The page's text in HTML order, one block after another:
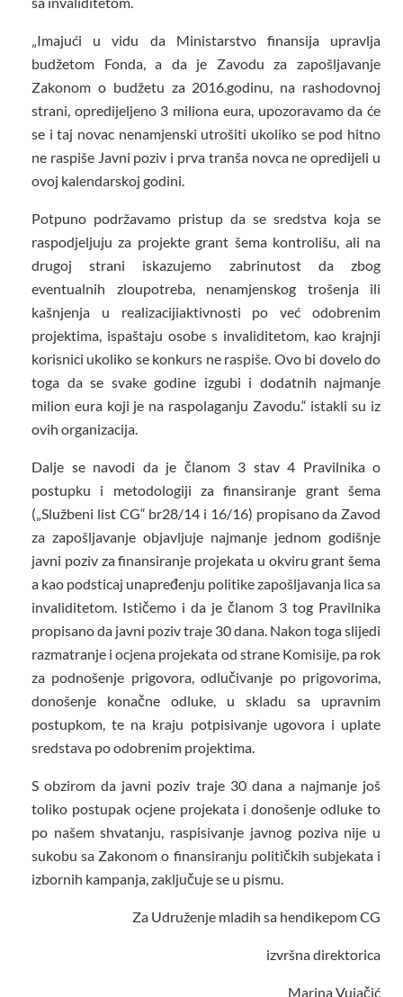
„Imajući u vidu da Ministarstvo finansija upravlja
budžetom Fonda, a da je Zavodu za zapošljavanje
Zakonom o budžetu za 2016.godinu, na rashodovnoj
strani, opredijeljeno 3 miliona eura, upozoravamo da će
se i taj novac nenamjenski utrošiti ukoliko se pod hitno
ne raspiše Javni poziv i prva tranša novca ne opredijeli u
ovoj kalendarskoj godini.
Potpuno podržavamo pristup da se sredstva koja se
raspodjeljuju za projekte grant šema kontrolišu, ali na
drugoj strani iskazujemo zabrinutost da zbog
eventualnih zloupotreba, nenamjenskog trošenja ili
kašnjenja u realizacijiaktivnosti po već odobrenim
projektima, ispaštaju osobe s invaliditetom, kao krajnji
korisnici ukoliko se konkurs ne raspiše. Ovo bi dovelo do
toga da se svake godine izgubi i dodatnih najmanje
milion eura koji je na raspolaganju Zavodu.“ istakli su iz
ovih organizacija.
Dalje se navodi da je članom 3 stav 4 Pravilnika o
postupku i metodologiji za finansiranje grant šema
(„Službeni list CG“ br28/14 i 16/16) propisano da Zavod
za zapošljavanje objavljuje najmanje jednom godišnje
javni poziv za finansiranje projekata u okviru grant šema
a kao podsticaj unapređenju politike zapošljavanja lica sa
invaliditetom. Ističemo i da je članom 3 tog Pravilnika
propisano da javni poziv traje 30 dana. Nakon toga slijedi
razmatranje i ocjena projekata od strane Komisije, pa rok
za podnošenje prigovora, odlučivanje po prigovorima,
donošenje konačne odluke, u skladu sa upravnim
postupkom, te na kraju potpisivanje ugovora i uplate
sredstava po odobrenim projektima.
S obzirom da javni poziv traje 30 dana a najmanje još
toliko postupak ocjene projekata i donošenje odluke to
po našem shvatanju, raspisivanje javnog poziva nije u
sukobu sa Zakonom o finansiranju političkih subjekata i
izbornih kampanja, zaključuje se u pismu.
Za Udruženje mladih sa hendikepom CG
izvršna direktorica
Marina Vujačić